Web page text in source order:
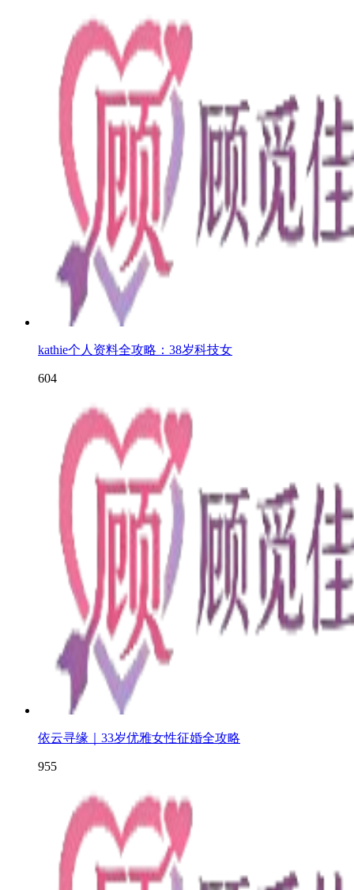
kathie个人资料全攻略：38岁科技女
604
依云寻缘｜33岁优雅女性征婚全攻略
955